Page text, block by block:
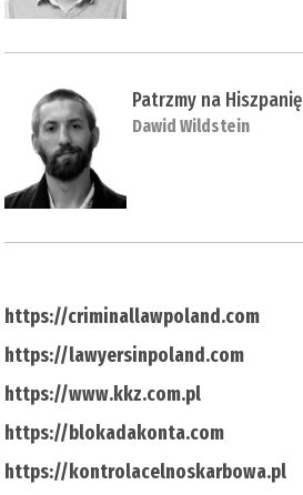
Patrzmy na Hiszpanię
Dawid Wildstein
https://criminallawpoland.com
https://lawyersinpoland.com
https://www.kkz.com.pl
https://blokadakonta.com
https://kontrolacelnoskarbowa.pl